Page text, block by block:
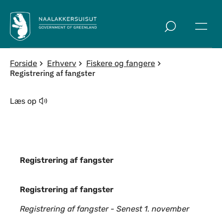
Forside Erhverv Fiskere og fangere
Registrering af fangster
Læs op
Registrering af fangster
Registrering af fangster
Registrering af fangster
Registrering af fangster - Senest 1. november